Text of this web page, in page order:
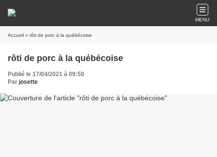
MENU
Accueil » rôti de porc à la québécoise
rôti de porc à la québécoise
Publié le 17/04/2021 à 09:50
Par josette